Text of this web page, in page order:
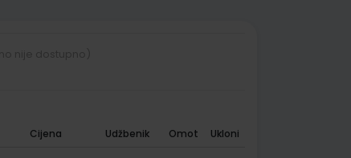
Cijena Udžbenik Omot Ukloni